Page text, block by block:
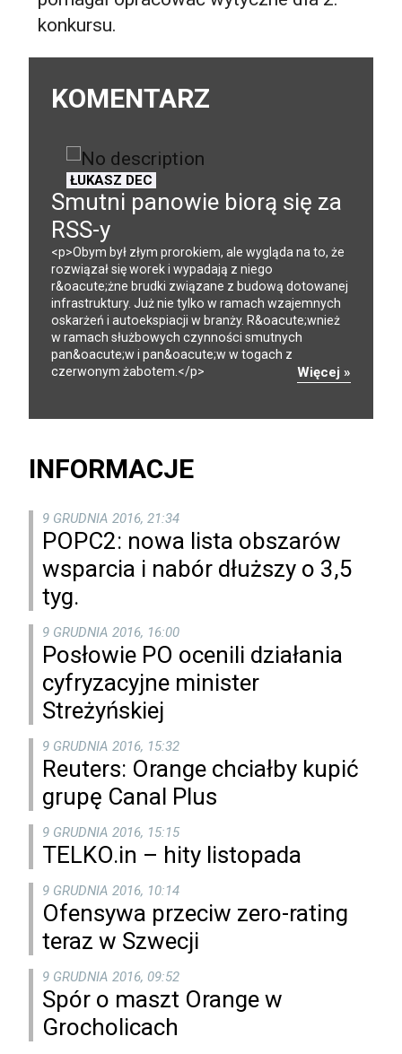
konkursu.
KOMENTARZ
ŁUKASZ DEC
Smutni panowie biorą się za
RSS-y
<p>Obym był złym prorokiem, ale wygląda na to, że
rozwiązał się worek i wypadają z niego
r&oacute;żne brudki związane z budową dotowanej
infrastruktury. Już nie tylko w ramach wzajemnych
oskarżeń i autoekspiacji w branży. R&oacute;wnież
w ramach służbowych czynności smutnych
pan&oacute;w i pan&oacute;w w togach z
czerwonym żabotem.</p>
Więcej »
INFORMACJE
9 GRUDNIA 2016, 21:34
POPC2: nowa lista obszarów
wsparcia i nabór dłuższy o 3,5
tyg.
9 GRUDNIA 2016, 16:00
Posłowie PO ocenili działania
cyfryzacyjne minister
Streżyńskiej
9 GRUDNIA 2016, 15:32
Reuters: Orange chciałby kupić
grupę Canal Plus
9 GRUDNIA 2016, 15:15
TELKO.in – hity listopada
9 GRUDNIA 2016, 10:14
Ofensywa przeciw zero-rating
teraz w Szwecji
9 GRUDNIA 2016, 09:52
Spór o maszt Orange w
Grocholicach